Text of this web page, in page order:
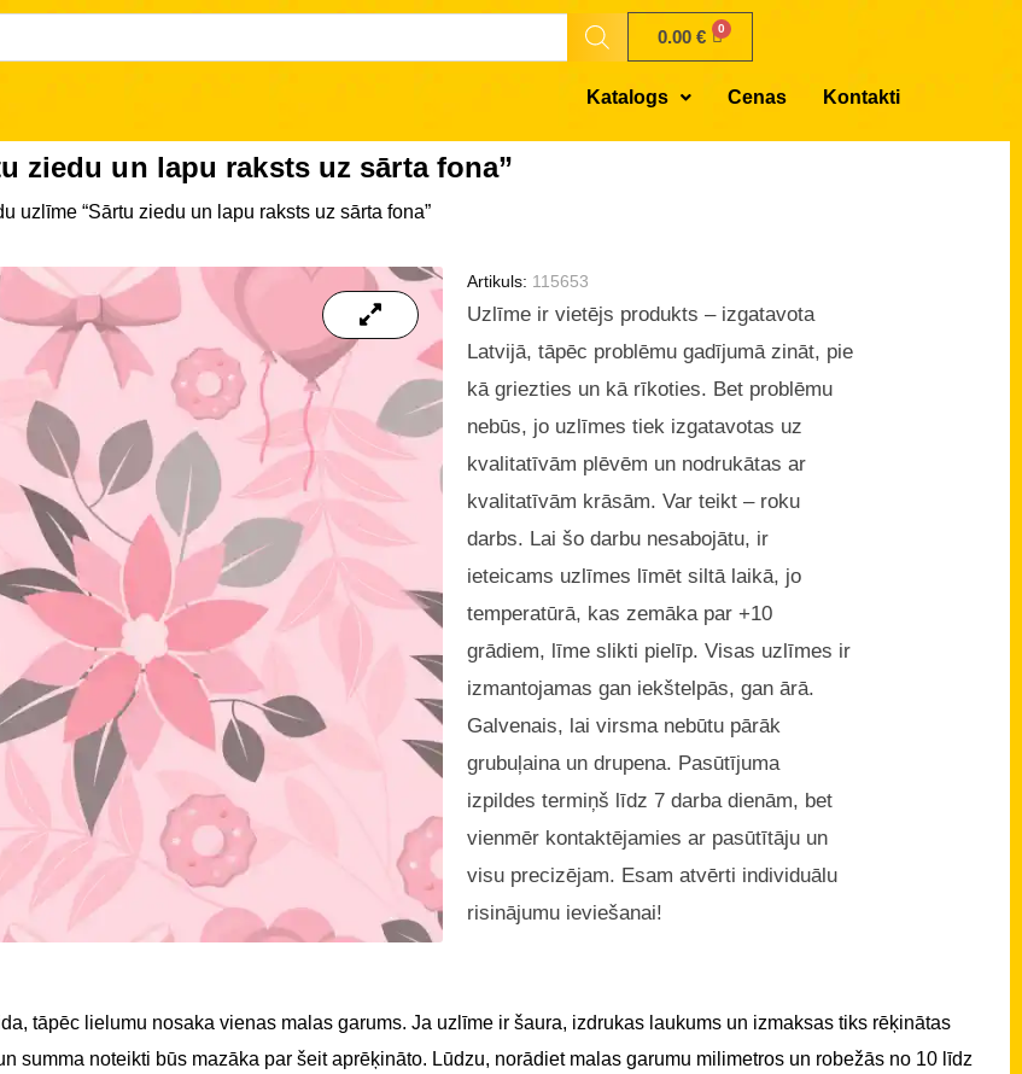
0.00€
Katalogs Cenas Kontakti
ziedu un lapu raksts uz sārta fona”
uzlīme “Sārtu ziedu un lapu raksts uz sārta fona”
Artikuls: 115653
Uzlīme ir vietējs produkts – izgatavota
Latvijā, tāpēc problēmu gadījumā zināt, pie
kā griezties un kā rīkoties. Bet problēmu
nebūs, jo uzlīmes tiek izgatavotas uz
kvalitatīvām plēvēm un nodrukātas ar
kvalitatīvām krāsām. Var teikt – roku
darbs. Lai šo darbu nesabojātu, ir
ieteicams uzlīmes līmēt siltā laikā, jo
temperatūrā, kas zemāka par +10
grādiem, līme slikti pielīp. Visas uzlīmes ir
izmantojamas gan iekštelpās, gan ārā.
Galvenais, lai virsma nebūtu pārāk
grubuļaina un drupena. Pasūtījuma
izpildes termiņš līdz 7 darba dienām, bet
vienmēr kontaktējamies ar pasūtītāju un
visu precizējam. Esam atvērti individuālu
risinājumu ieviešanai!
tāpēc lielumu nosaka vienas malas garums. Ja uzlīme ir šaura, izdrukas laukums un izmaksas tiks rēķinātas
summa noteikti būs mazāka par šeit aprēķināto. Lūdzu, norādiet malas garumu milimetros un robežās no 10 līdz